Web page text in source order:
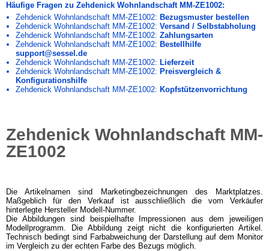
Häufige Fragen zu Zehdenick Wohnlandschaft MM-ZE1002:
Zehdenick Wohnlandschaft MM-ZE1002: Bezugsmuster bestellen
Zehdenick Wohnlandschaft MM-ZE1002: Versand / Selbstabholung
Zehdenick Wohnlandschaft MM-ZE1002: Zahlungsarten
Zehdenick Wohnlandschaft MM-ZE1002: Bestellhilfe
support@sessel.de
Zehdenick Wohnlandschaft MM-ZE1002: Lieferzeit
Zehdenick Wohnlandschaft MM-ZE1002: Preisvergleich &
Konfigurationshilfe
Zehdenick Wohnlandschaft MM-ZE1002: Kopfstützenvorrichtung
Zehdenick Wohnlandschaft MM-
ZE1002
Die Artikelnamen sind Marketingbezeichnungen des Marktplatzes.
Maßgeblich für den Verkauf ist ausschließlich die vom Verkäufer
hinterlegte Hersteller Modell-Nummer.
Die Abbildungen sind beispielhafte Impressionen aus dem jeweiligen
Modellprogramm. Die Abbildung zeigt nicht die konfigurierten Artikel.
Technisch bedingt sind Farbabweichung der Darstellung auf dem Monitor
im Vergleich zu der echten Farbe des Bezugs möglich.